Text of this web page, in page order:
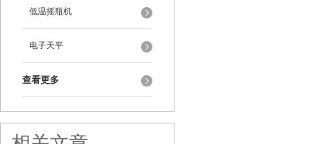
低温摇瓶机
电子天平
查看更多